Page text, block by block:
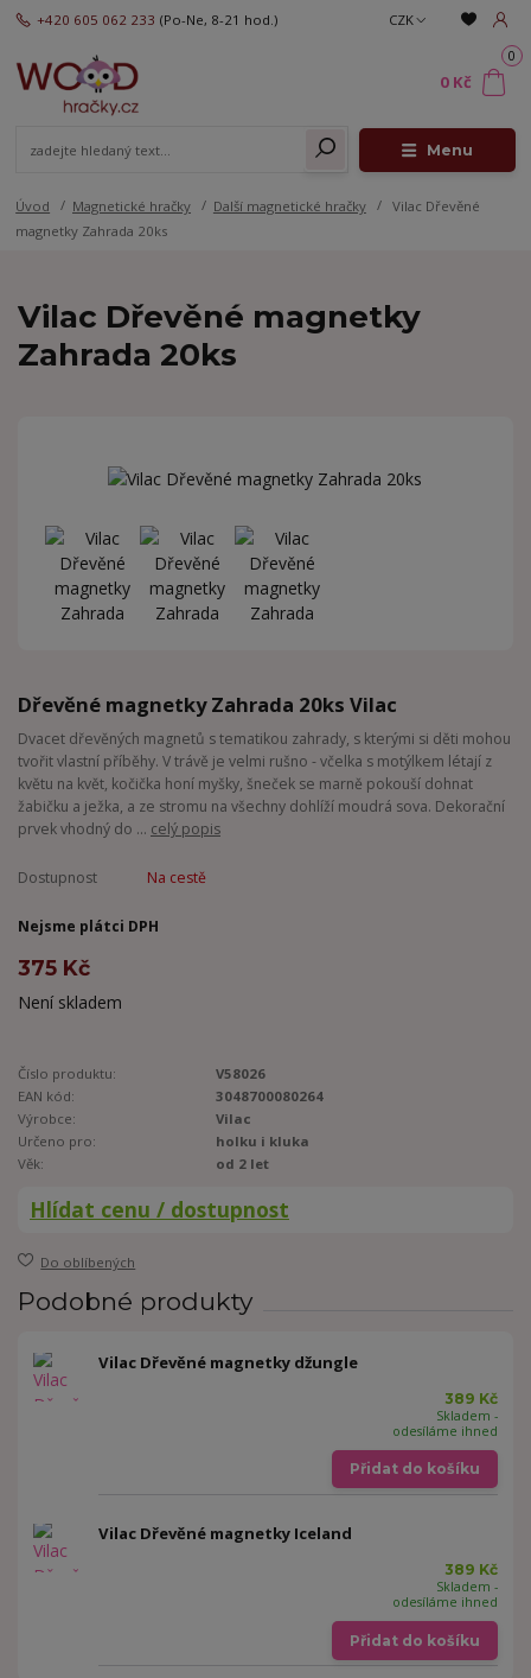
Menu
CZK
+420 605 062 233 (Po-Ne, 8-21 hod.)
0
0 Kč
Úvod Magnetické hračky Další magnetické hračky
Vilac Dřevěné
magnetky Zahrada 20ks
Vilac Dřevěné magnetky
Zahrada 20ks
Dřevěné magnetky Zahrada 20ks Vilac
Dvacet dřevěných magnetů s tematikou zahrady, s kterými si děti mohou
tvořit vlastní příběhy. V trávě je velmi rušno - včelka s motýlkem létají z
květu na květ, kočička honí myšky, šneček se marně pokouší dohnat
žabičku a ježka, a ze stromu na všechny dohlíží moudrá sova. Dekorační
prvek vhodný do ... celý popis
Dostupnost Na cestě
Nejsme plátci DPH
375 Kč
Není skladem
Číslo produktu:
V58026
EAN kód:
3048700080264
Výrobce:
Vilac
Určeno pro:
holku i kluka
Věk:
od 2 let
Hlídat cenu / dostupnost
Do oblíbených
Podobné produkty
Vilac Dřevěné magnetky džungle
389 Kč
Skladem -
odesíláme ihned
Přidat do košíku
Vilac Dřevěné magnetky Iceland
389 Kč
Skladem -
odesíláme ihned
Přidat do košíku